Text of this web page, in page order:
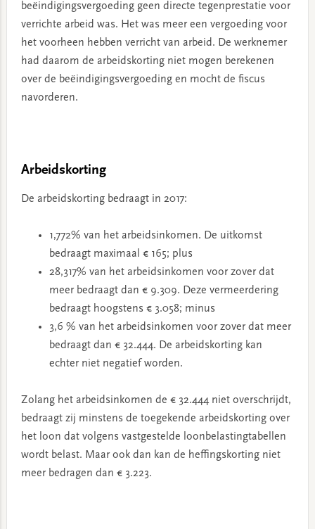
beëindigingsvergoeding geen directe tegenprestatie voor
verrichte arbeid was. Het was meer een vergoeding voor
het voorheen hebben verricht van arbeid. De werknemer
had daarom de arbeidskorting niet mogen berekenen
over de beëindigingsvergoeding en mocht de fiscus
navorderen.
Arbeidskorting
De arbeidskorting bedraagt in 2017:
1,772% van het arbeidsinkomen. De uitkomst
bedraagt maximaal € 165; plus
28,317% van het arbeidsinkomen voor zover dat
meer bedraagt dan € 9.309. Deze vermeerdering
bedraagt hoogstens € 3.058; minus
3,6 % van het arbeidsinkomen voor zover dat meer
bedraagt dan € 32.444. De arbeidskorting kan
echter niet negatief worden.
Zolang het arbeidsinkomen de € 32.444 niet overschrijdt,
bedraagt zij minstens de toegekende arbeidskorting over
het loon dat volgens vastgestelde loonbelastingtabellen
wordt belast. Maar ook dan kan de heffingskorting niet
meer bedragen dan € 3.223.